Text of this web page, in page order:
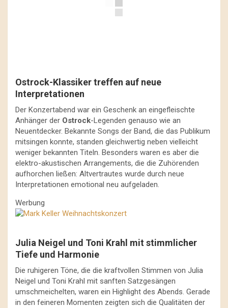
Ostrock-Klassiker treffen auf neue
Interpretationen
Der Konzertabend war ein Geschenk an eingefleischte
Anhänger der Ostrock-Legenden genauso wie an
Neuentdecker. Bekannte Songs der Band, die das Publikum
mitsingen konnte, standen gleichwertig neben vielleicht
weniger bekannten Titeln. Besonders waren es aber die
elektro-akustischen Arrangements, die die Zuhörenden
aufhorchen ließen: Altvertrautes wurde durch neue
Interpretationen emotional neu aufgeladen.
Werbung
Julia Neigel und Toni Krahl mit stimmlicher
Tiefe und Harmonie
Die ruhigeren Töne, die die kraftvollen Stimmen von Julia
Neigel und Toni Krahl mit sanften Satzgesängen
umschmeichelten, waren ein Highlight des Abends. Gerade
in den feineren Momenten zeigten sich die Qualitäten der